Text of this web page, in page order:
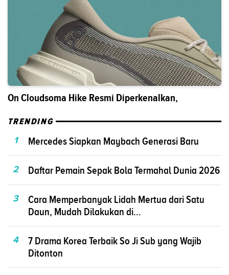
On Cloudsoma Hike Resmi Diperkenalkan,
TRENDING
1
Mercedes Siapkan Maybach Generasi Baru
2 Daftar Pemain Sepak Bola Termahal Dunia 2026
3
Cara Memperbanyak Lidah Mertua dari Satu
Daun, Mudah Dilakukan di...
4
7 Drama Korea Terbaik So Ji Sub yang Wajib
Ditonton